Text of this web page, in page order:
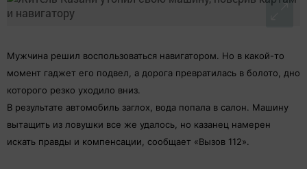
Мужчина решил воспользоваться навигатором. Но в какой-то
момент гаджет его подвел, а дорога превратилась в болото, дно
которого резко уходило вниз.
В результате автомобиль заглох, вода попала в салон. Машину
вытащить из ловушки все же удалось, но казанец намерен
искать правды и компенсации, сообщает «Вызов 112».